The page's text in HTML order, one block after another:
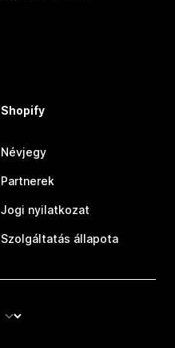
Shopify
Névjegy
Partnerek
Jogi nyilatkozat
Szolgáltatás állapota